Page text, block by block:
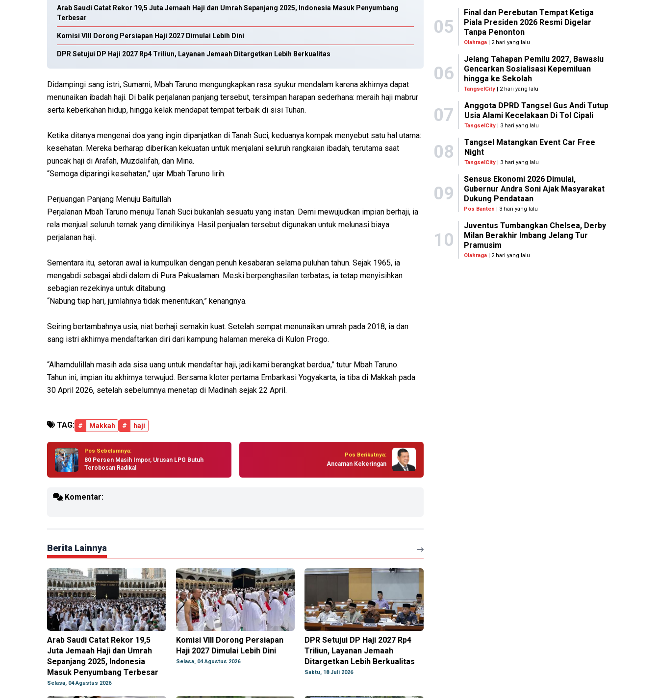
Arab Saudi Catat Rekor 19,5 Juta Jemaah Haji dan Umrah Sepanjang 2025, Indonesia Masuk Penyumbang
Terbesar
Komisi VIII Dorong Persiapan Haji 2027 Dimulai Lebih Dini
DPR Setujui DP Haji 2027 Rp4 Triliun, Layanan Jemaah Ditargetkan Lebih Berkualitas
Didampingi sang istri, Sumarni, Mbah Taruno mengungkapkan rasa syukur mendalam karena akhirnya dapat
menunaikan ibadah haji. Di balik perjalanan panjang tersebut, tersimpan harapan sederhana: meraih haji mabrur
serta keberkahan hidup, hingga kelak mendapat tempat terbaik di sisi Tuhan.
Ketika ditanya mengenai doa yang ingin dipanjatkan di Tanah Suci, keduanya kompak menyebut satu hal utama:
kesehatan. Mereka berharap diberikan kekuatan untuk menjalani seluruh rangkaian ibadah, terutama saat
puncak haji di Arafah, Muzdalifah, dan Mina.
“Semoga diparingi kesehatan,” ujar Mbah Taruno lirih.
Perjuangan Panjang Menuju Baitullah
Perjalanan Mbah Taruno menuju Tanah Suci bukanlah sesuatu yang instan. Demi mewujudkan impian berhaji, ia
rela menjual seluruh ternak yang dimilikinya. Hasil penjualan tersebut digunakan untuk melunasi biaya
perjalanan haji.
Sementara itu, setoran awal ia kumpulkan dengan penuh kesabaran selama puluhan tahun. Sejak 1965, ia
mengabdi sebagai abdi dalem di Pura Pakualaman. Meski berpenghasilan terbatas, ia tetap menyisihkan
sebagian rezekinya untuk ditabung.
“Nabung tiap hari, jumlahnya tidak menentukan,” kenangnya.
Seiring bertambahnya usia, niat berhaji semakin kuat. Setelah sempat menunaikan umrah pada 2018, ia dan
sang istri akhirnya mendaftarkan diri dari kampung halaman mereka di Kulon Progo.
“Alhamdulillah masih ada sisa uang untuk mendaftar haji, jadi kami berangkat berdua,” tutur Mbah Taruno.
Tahun ini, impian itu akhirnya terwujud. Bersama kloter pertama Embarkasi Yogyakarta, ia tiba di Makkah pada
30 April 2026, setelah sebelumnya menetap di Madinah sejak 22 April.
TAG: # Makkah # haji
Pos Sebelumnya:
80 Persen Masih Impor, Urusan LPG Butuh
Terobosan Radikal
Pos Berikutnya:
Ancaman Kekeringan
Komentar:
Berita Lainnya
Arab Saudi Catat Rekor 19,5
Juta Jemaah Haji dan Umrah
Sepanjang 2025, Indonesia
Masuk Penyumbang Terbesar
Selasa, 04 Agustus 2026
Komisi VIII Dorong Persiapan
Haji 2027 Dimulai Lebih Dini
Selasa, 04 Agustus 2026
DPR Setujui DP Haji 2027 Rp4
Triliun, Layanan Jemaah
Ditargetkan Lebih Berkualitas
Sabtu, 18 Juli 2026
05
Final dan Perebutan Tempat Ketiga
Piala Presiden 2026 Resmi Digelar
Tanpa Penonton
Olahraga | 2 hari yang lalu
06
Jelang Tahapan Pemilu 2027, Bawaslu
Gencarkan Sosialisasi Kepemiluan
hingga ke Sekolah
TangselCity | 2 hari yang lalu
07
Anggota DPRD Tangsel Gus Andi Tutup
Usia Alami Kecelakaan Di Tol Cipali
TangselCity| 3 hari yang lalu
08
Tangsel Matangkan Event Car Free
Night
TangselCity| 3 hari yang lalu
09
Sensus Ekonomi 2026 Dimulai,
Gubernur Andra Soni Ajak Masyarakat
Dukung Pendataan
Pos Banten | 3 hari yang lalu
10
Juventus Tumbangkan Chelsea, Derby
Milan Berakhir Imbang Jelang Tur
Pramusim
Olahraga | 2 hari yang lalu